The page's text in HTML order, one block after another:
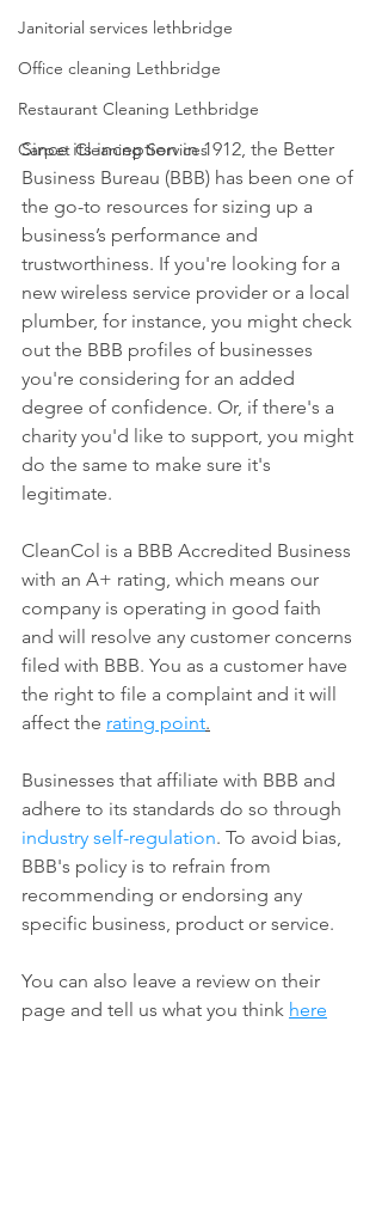
Janitorial services lethbridge
Office cleaning Lethbridge
Restaurant Cleaning Lethbridge
Carpet Cleaning Services
Since its inception in 1912, the Better
Business Bureau (BBB) has been one of
the go-to resources for sizing up a
business’s performance and
trustworthiness. If you're looking for a
new wireless service provider or a local
plumber, for instance, you might check
out the BBB profiles of businesses
you're considering for an added
degree of confidence. Or, if there's a
charity you'd like to support, you might
do the same to make sure it's
legitimate.
CleanCol is a BBB Accredited Business
with an A+ rating, which means our
company is operating in good faith
and will resolve any customer concerns
filed with BBB. You as a customer have
the right to file a complaint and it will
affect the rating point.
Businesses that affiliate with BBB and
adhere to its standards do so through
industry self-regulation. To avoid bias,
BBB's policy is to refrain from
recommending or endorsing any
specific business, product or service.
You can also leave a review on their
page and tell us what you think here